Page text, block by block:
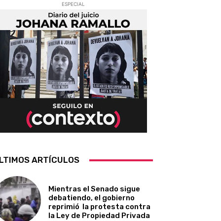
ESPECIAL
ARTÍCULOS
Mientras el Senado sigue
debatiendo, el gobierno
reprimió la protesta contra
la Ley de Propiedad Privada